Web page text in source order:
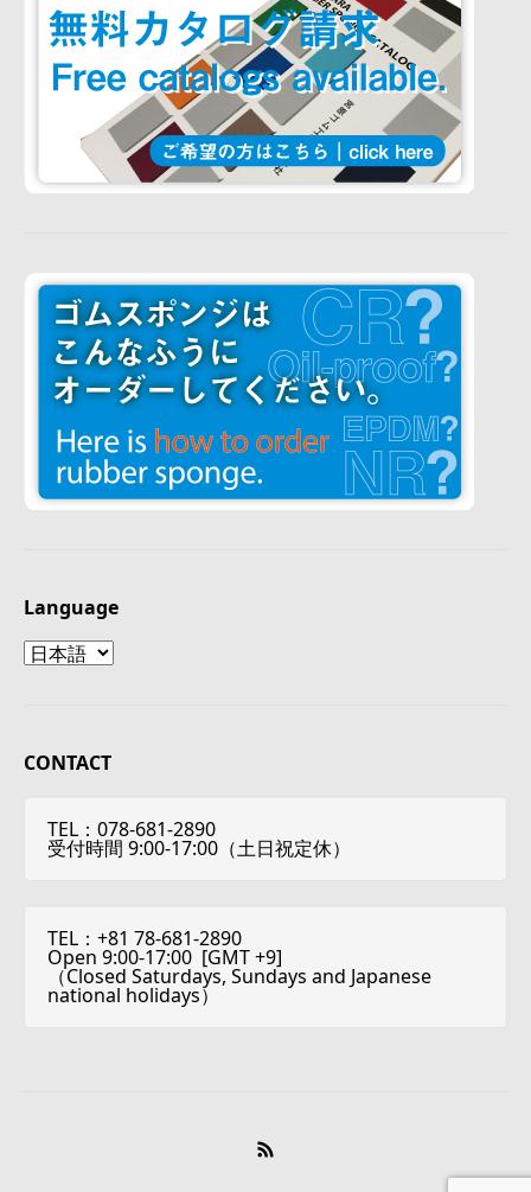
Language
Language
CONTACT
TEL：078-681-2890
受付時間 9:00-17:00（土日祝定休）
TEL：+81 78-681-2890
Open 9:00-17:00 [GMT +9]
（Closed Saturdays, Sundays and Japanese
national holidays）